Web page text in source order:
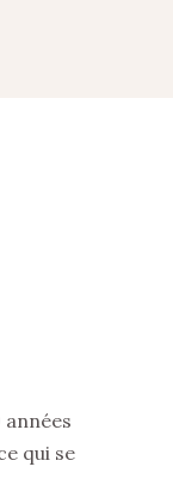
années
qui se